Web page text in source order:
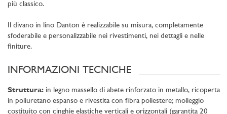
più classico.
Il divano in lino Danton è realizzabile su misura, completamente
sfoderabile e personalizzabile nei rivestimenti, nei dettagli e nelle
finiture.
INFORMAZIONI TECNICHE
Struttura: in legno massello di abete rinforzato in metallo, ricoperta
in poliuretano espanso e rivestita con fibra poliestere; molleggio
costituito con cinghie elastiche verticali e orizzontali (garantita 20